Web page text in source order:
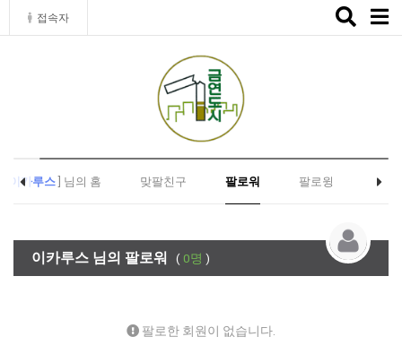
접속자
Toggle
이카루스 ] 님의 홈 맞팔친구 팔로워 팔로윙
이카루스 님의 팔로워 ( 0명 )
팔로한 회원이 없습니다.